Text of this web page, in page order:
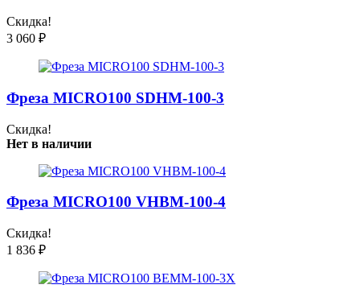
Скидка!
3 060 ₽
Фреза MICRO100 SDHM-100-3
Скидка!
Нет в наличии
Фреза MICRO100 VHBM-100-4
Скидка!
1 836 ₽